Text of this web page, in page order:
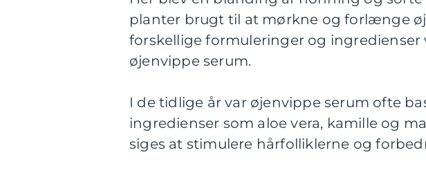
planter brugt til at mørkne og forlænge
forskellige formuleringer og
øjenvippe serum.
I de tidlige år var øjenvippe serum ofte
ingredienser som aloe vera, kamille og
siges at stimulere hårfolliklerne og